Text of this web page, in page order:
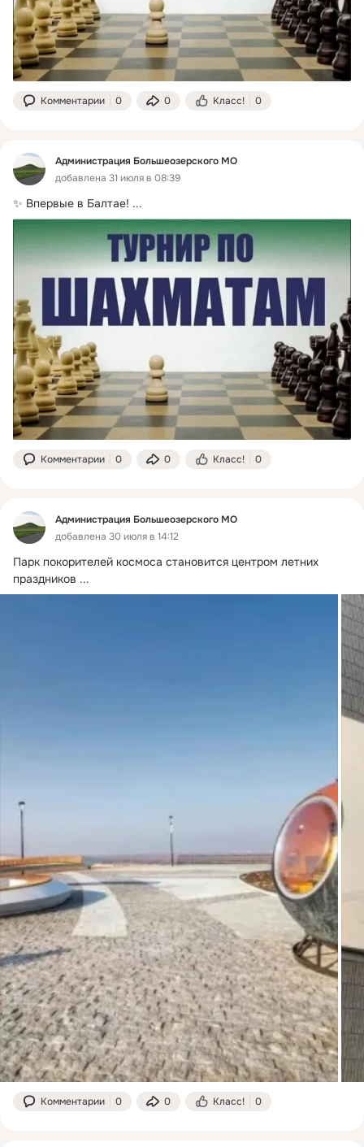
Комментарии 0 0 Класс! 0
Администрация Большеозерского МО
добавлена 31 июля в 08:39
✨ Впервые в Балтае! ...
Комментарии 0 0 Класс! 0
Администрация Большеозерского МО
добавлена 30 июля в 14:12
Парк покорителей космоса становится центром летних
праздников ...
Комментарии 0 0 Класс! 0